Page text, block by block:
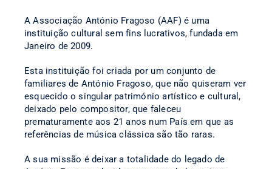
A Associação António Fragoso (AAF) é uma
instituição cultural sem fins lucrativos, fundada em
Janeiro de 2009.
Esta instituição foi criada por um conjunto de
familiares de António Fragoso, que não quiseram ver
esquecido o singular património artístico e cultural,
deixado pelo compositor, que faleceu
prematuramente aos 21 anos num País em que as
referências de música clássica são tão raras.
A sua missão é deixar a totalidade do legado de